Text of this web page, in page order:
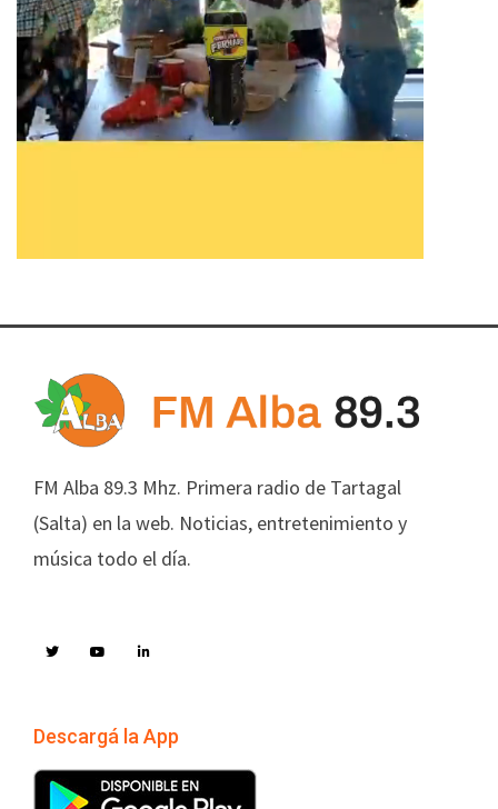
FM Alba 89.3 Mhz. Primera radio de Tartagal
(Salta) en la web. Noticias, entretenimiento y
música todo el día.
Descargá la App